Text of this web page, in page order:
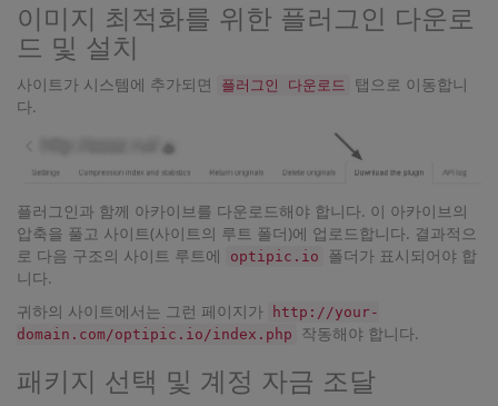
이미지 최적화를 위한 플러그인 다운로
드 및 설치
사이트가 시스템에 추가되면 플러그인 다운로드
탭으로 이동합니
다.
플러그인과 함께 아카이브를 다운로드해야 합니다. 이 아카이브의
압축을 풀고 사이트(사이트의 루트 폴더)에 업로드합니다. 결과적으
로 다음 구조의 사이트 루트에
optipic.io
폴더가 표시되어야 합
니다.
귀하의 사이트에서는 그런 페이지가
http://your-
domain.com/optipic.io/index.php
작동해야 합니다.
패키지 선택 및 계정 자금 조달